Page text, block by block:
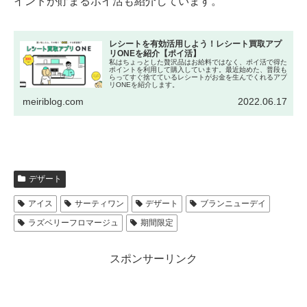
レシートを有効活用しよう！レシート買取アプ
リONEを紹介【ポイ活】
私はちょっとした贅沢品はお給料ではなく、ポイ活で得た
ポイントを利用して購入しています。最近始めた、普段も
らってすぐ捨てているレシートがお金を生んでくれるアプ
リONEを紹介します。
meiriblog.com 2022.06.17
デザート
アイス サーティワン デザート
ブランニューデイ
ラズベリーフロマージュ
期間限定
スポンサーリンク